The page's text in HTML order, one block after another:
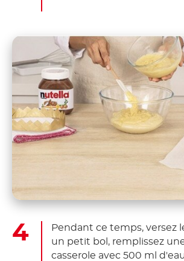
Pendant ce temps, versez
un petit bol, remplissez
casserole avec 500 ml